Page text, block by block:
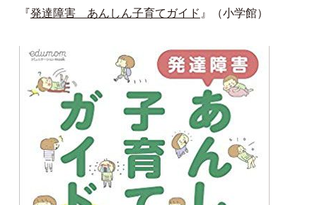
『発達障害 あんしん子育てガイド 』（小学館）